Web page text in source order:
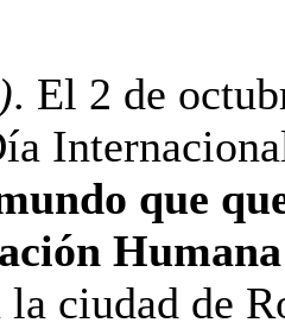
. El 2 de
que
la ciudad de